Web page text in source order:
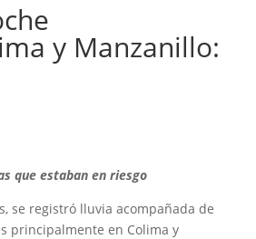
y Manzanillo:
que estaban en riesgo
se registró lluvia acompañada de
principalmente en Colima y